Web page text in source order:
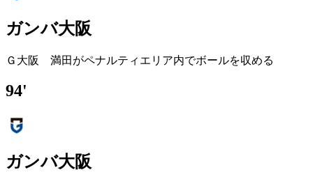
ガンバ大阪
Ｇ大阪 満田がペナルティエリア内でボールを収める
94'
ガンバ大阪